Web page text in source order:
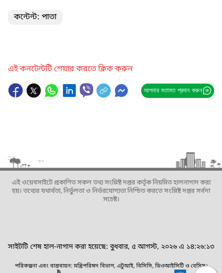
কন্টেন্ট: পাতা
এই কনটেন্টটি শেয়ার করতে ক্লিক করুন
আপনার মতামত প্রদান করুন
এই ওয়েবসাইটে প্রকাশিত সকল তথ্য সংশ্লিষ্ট দপ্তর কর্তৃক নিয়মিত হালনাগাদ করা
হয়। তথ্যের যথার্থতা, নির্ভুলতা ও নির্ভরযোগ্যতা নিশ্চিত করতে সংশ্লিষ্ট দপ্তর সর্বদা
সচেষ্ট।
সাইটটি শেষ হাল-নাগাদ করা হয়েছে: বুধবার, ৫ আগস্ট, ২০২৬ এ ১৪:২৬:১৩
পরিকল্পনা এবং বাস্তবায়ন: মন্ত্রিপরিষদ বিভাগ, এটুআই, বিসিসি, ডিওআইসিটি ও বেসিস।